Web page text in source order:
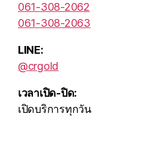
061-308-2062
061-308-2063
LINE:
@crgold
เวลาเปิด-ปิด:
เปิดบริการทุกวัน